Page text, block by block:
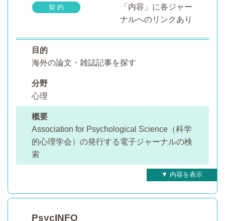
契 約
「内容」に各ジャー
ナルへのリンクあり
目的
海外の論文・雑誌記事を探す
分野
心理
概要
Association for Psychological Science（科学
的心理学会）の発行する電子ジャーナルの検
索
PsycINFO